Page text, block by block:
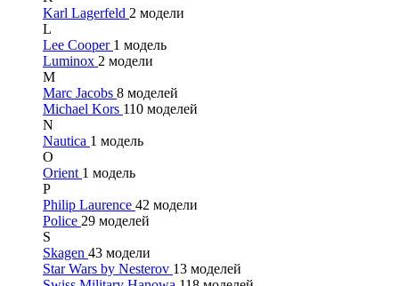
Karl Lagerfeld 2 модели
L
Lee Cooper 1 модель
Luminox 2 модели
M
Marc Jacobs 8 моделей
Michael Kors 110 моделей
N
Nautica 1 модель
O
Orient 1 модель
P
Philip Laurence 42 модели
Police 29 моделей
S
Skagen 43 модели
Star Wars by Nesterov 13 моделей